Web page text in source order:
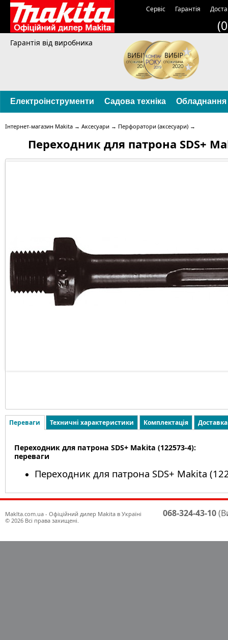
Сервіс Гарантія
Гарантія від виробника
Електроінструменти Садова техніка Обладнання
Інтернет-магазин Makita → Аксесуари → Перфоратори (аксесуари) →
Переходник для патрона SDS+
Переваги Техничні характеристики Комплектація
Переходник для патрона SDS+ Makita (122573-4):
переваги
Переходник для патрона SDS+ Makita
Maklta.com.ua - Офіційний дилер Makita в Україні
© 2026 Всі права захищені.
068-324-43-10